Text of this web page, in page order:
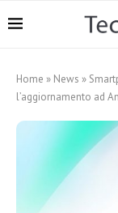
Home » News »
l’aggiornamento ad